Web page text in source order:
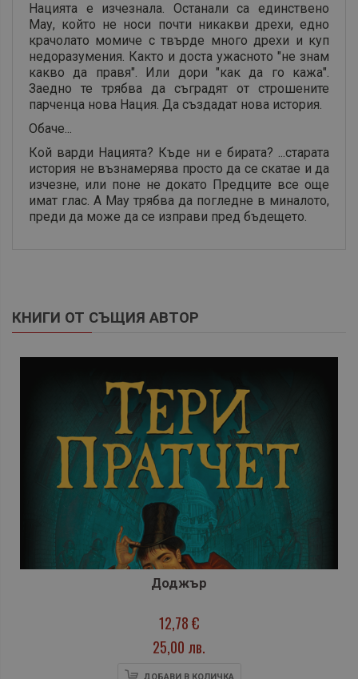
Нацията е изчезнала. Останали са единствено
Мау, който не носи почти никакви дрехи, едно
крачолато момиче с твърде много дрехи и куп
недоразумения. Както и доста ужасното "не знам
какво да правя". Или дори "как да го кажа".
Заедно те трябва да съградят от строшените
парченца нова Нация. Да създадат нова история.
Обаче...
Кой варди Нацията? Къде ни е бирата? ...старата
история не възнамерява просто да се скатае и да
изчезне, или поне не докато Предците все още
имат глас. А Мау трябва да погледне в миналото,
преди да може да се изправи пред бъдещето.
КНИГИ ОТ СЪЩИЯ АВТОР
Доджър
12,78 €
25,00 лв.